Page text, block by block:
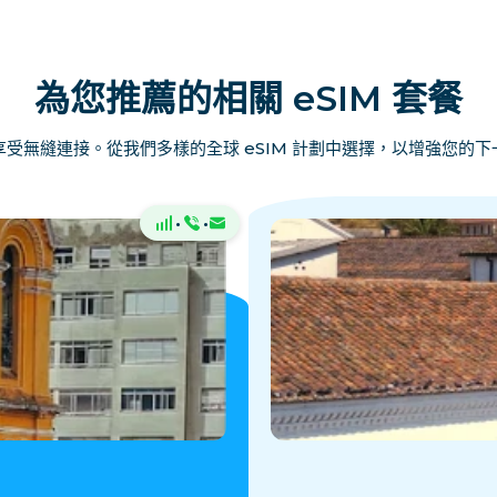
為您推薦的相關 eSIM 套餐
受無縫連接。從我們多樣的全球 eSIM 計劃中選擇，以增強您的下
· ·